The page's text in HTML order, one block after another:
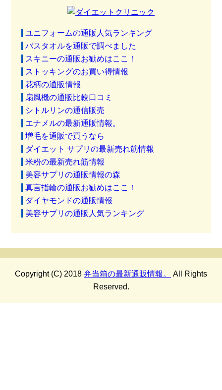
ユニフォームの通販人気ランキング
バスタオルを通販で調べました
スキニーの通販お勧めはここ！
ストッキングのお買い得情報
花柄の通販情報
扇風機の通販比較口コミ
シトルリンの通信販売
エナメルの最新通販情報。
増毛を通販で買うなら
ダイエット サプリの最新売れ筋情報
米粉の最新売れ筋情報
美容サプリの通販情報の森
真言指輪の通販お勧めはここ！
ダイヤモンドの通販情報
美容サプリの通販人気ランキング
Copyright (C) 2018 弁当箱の最新通販情報。
All Rights
Reserved.